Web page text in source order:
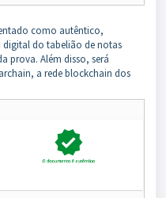
como autêntico,
do tabelião de notas
prova. Além disso, será
a rede blockchain dos